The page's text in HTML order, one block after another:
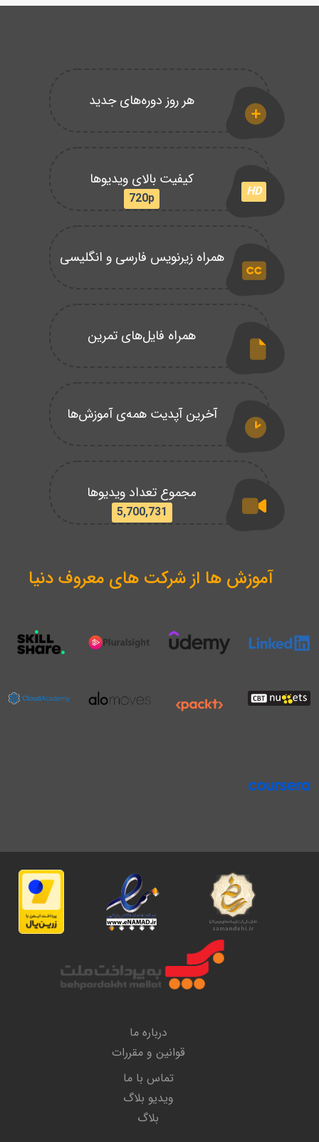
هر روز دوره‌های جدید
HD
کیفیت بالای ویدیوها
720p
همراه زیرنویس فارسی و انگلیسی
همراه فایل‌های تمرین
آخرین آپدیت همه‌ی آموزش‌ها
مجموع تعداد ویدیوها
5,700,731
آموزش ها از شرکت های معروف دنیا
درباره ما
قوانین و مقررات
تماس با ما
ویدیو بلاگ
بلاگ